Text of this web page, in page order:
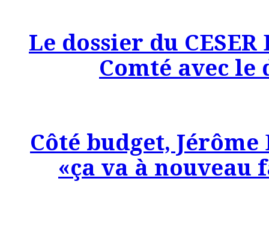
Le dossier du
Comté avec le
Côté budget,
«ça va à nouveau